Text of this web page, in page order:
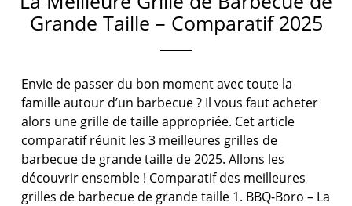
Grande Taille – Comparatif 2025
Envie de passer du bon moment avec toute la
famille autour d’un barbecue ? Il vous faut acheter
alors une grille de taille appropriée. Cet article
comparatif réunit les 3 meilleures grilles de
barbecue de grande taille de 2025. Allons les
découvrir ensemble ! Comparatif des meilleures
grilles de barbecue de grande taille 1. BBQ-Boro – La